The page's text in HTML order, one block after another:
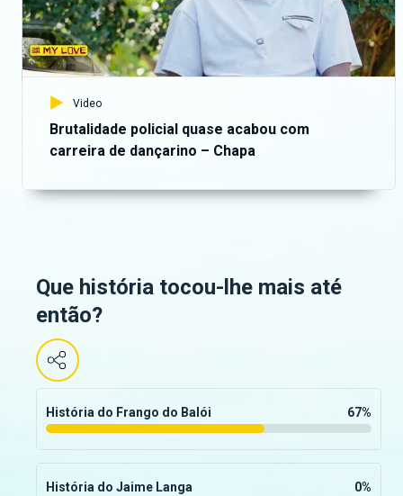
Video
Brutalidade policial quase acabou com
carreira de dançarino – Chapa
Que história tocou-lhe mais até
então?
História do Frango do Balói 67%
História do Jaime Langa 0%